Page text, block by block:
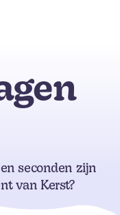
seconden zijn
van Kerst?